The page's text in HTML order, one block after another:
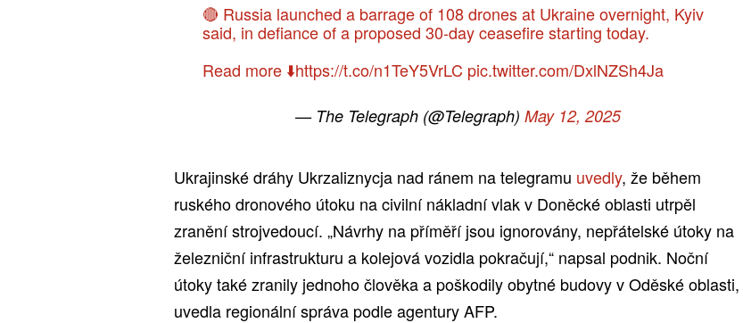
🔴 Russia launched a barrage of 108 drones at Ukraine overnight, Kyiv
said, in defiance of a proposed 30-day ceasefire starting today.
Read more ⬇️https://t.co/n1TeY5VrLC pic.twitter.com/DxlNZSh4Ja
— The Telegraph (@Telegraph)May 12, 2025
Ukrajinské dráhy Ukrzaliznycja nad ránem na telegramu uvedly, že během
ruského dronového útoku na civilní nákladní vlak v Doněcké oblasti utrpěl
zranění strojvedoucí. „Návrhy na příměří jsou ignorovány, nepřátelské útoky na
železniční infrastrukturu a kolejová vozidla pokračují,“ napsal podnik. Noční
útoky také zranily jednoho člověka a poškodily obytné budovy v Oděské oblasti,
uvedla regionální správa podle agentury AFP.